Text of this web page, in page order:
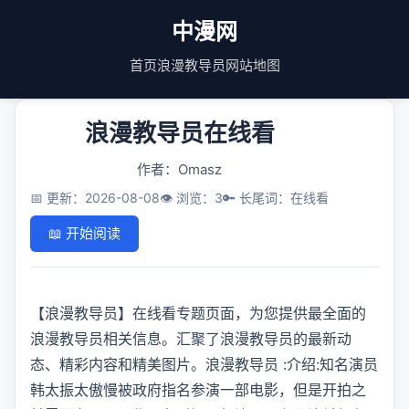
中漫网
首页浪漫教导员网站地图
浪漫教导员在线看
作者：Omasz
📅 更新：2026-08-08👁️ 浏览：3🔑 长尾词：在线看
📖 开始阅读
【浪漫教导员】在线看专题页面，为您提供最全面的
浪漫教导员相关信息。汇聚了浪漫教导员的最新动
态、精彩内容和精美图片。浪漫教导员 :介绍:知名演员
韩太振太傲慢被政府指名参演一部电影，但是开拍之